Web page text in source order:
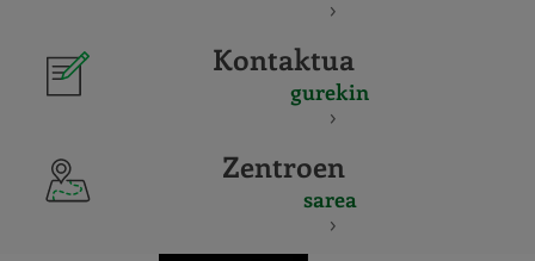
Kontaktua
gurekin
Zentroen
sarea